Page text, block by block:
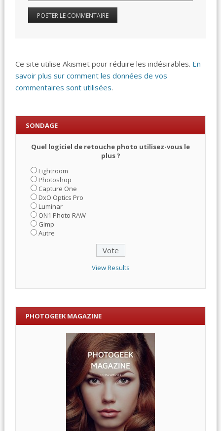
Ce site utilise Akismet pour réduire les indésirables. En
savoir plus sur comment les données de vos
commentaires sont utilisées.
SONDAGE
Quel logiciel de retouche photo utilisez-vous le
plus ?
Lightroom
Photoshop
Capture One
DxO Optics Pro
Luminar
ON1 Photo RAW
Gimp
Autre
View Results
PHOTOGEEK MAGAZINE